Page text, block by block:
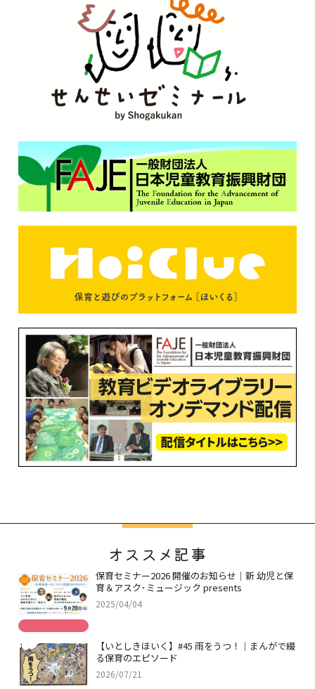
オススメ記事
保育セミナー2026 開催のお知らせ｜新 幼児と保
育＆アスク･ミュージック presents
2025/04/04
【いとしきほいく】#45 雨をうつ！｜まんがで綴
る保育のエピソード
2026/07/21